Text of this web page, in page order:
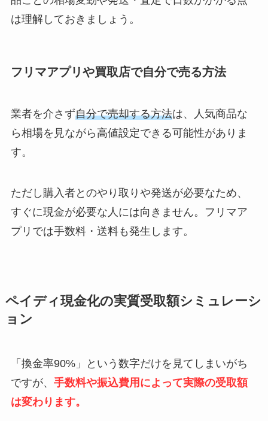
は理解しておきましょう。
フリマアプリや買取店で自分で売る方法
業者を介さず自分で売却する方法は、人気商品な
ら相場を見ながら高値設定できる可能性がありま
す。
ただし購入者とのやり取りや発送が必要なため、
すぐに現金が必要な人には向きません。フリマア
プリでは手数料・送料も発生します。
ペイディ現金化の実質受取額シミュレーシ
ョン
「換金率90%」という数字だけを見てしまいがち
ですが、 手数料や振込費用によって実際の受取額
は変わります。